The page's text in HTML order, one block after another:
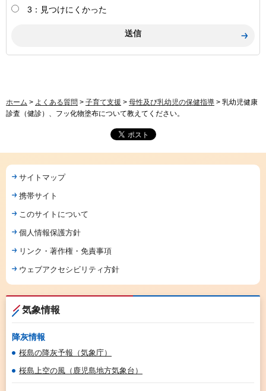
3：見つけにくかった
ホーム > よくある質問 > 子育て支援 > 母性及び乳幼児の保健指導 > 乳幼児健康
診査（健診）、フッ化物塗布について教えてください。
サイトマップ
携帯サイト
このサイトについて
個人情報保護方針
リンク・著作権・免責事項
ウェブアクセシビリティ方針
気象情報
降灰情報
桜島の降灰予報（気象庁）
桜島上空の風（鹿児島地方気象台）